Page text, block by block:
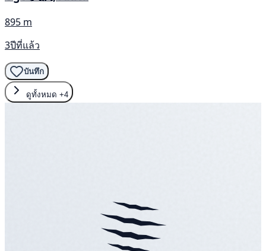
895 m
3ปีที่แล้ว
บันทึก
ดูทั้งหมด +4